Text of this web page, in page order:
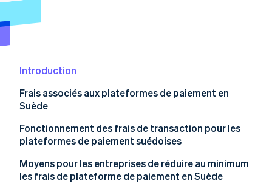
Radar
Constitution de start-up
Élimination du carbone
Vérification de l'identité
Stripe App Marketplace
Introduction
Frais associés aux plateformes de paiement en
Suède
Frais de transaction
Frais mensuels ou d’abonnement
Frais d’installation
Fonctionnement des frais de transaction pour les
plateformes de paiement suédoises
Moyens pour les entreprises de réduire au minimum
les frais de plateforme de paiement en Suède